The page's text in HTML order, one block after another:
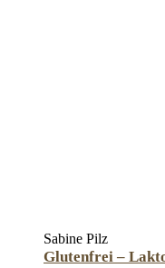
Sabine Pilz
Glutenfrei –